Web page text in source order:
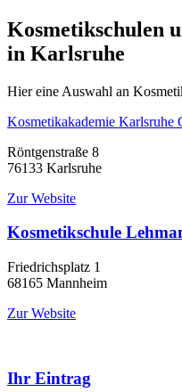
Kosmetikschulen
in Karlsruhe
Hier eine Auswahl an
Kosmetikakademie Karlsruhe
Röntgenstraße 8
76133 Karlsruhe
Zur Website
Kosmetikschule
Friedrichsplatz 1
68165 Mannheim
Zur Website
Ihr Eintrag